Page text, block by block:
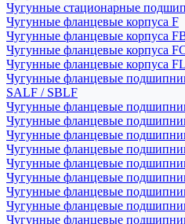
Чугунные стационарные
Чугунные фланцевые корпуса F
Чугунные фланцевые корпуса
Чугунные фланцевые корпуса
Чугунные фланцевые корпуса FL
Чугунные фланцевые
SALF / SBLF
Чугунные фланцевые
Чугунные фланцевые
Чугунные фланцевые
Чугунные фланцевые
Чугунные фланцевые
Чугунные фланцевые
Чугунные фланцевые
Чугунные фланцевые
Чугунные фланцевые